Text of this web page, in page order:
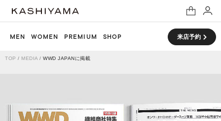
MEN WOMEN PREMIUM SHOP 来店予約
TOP / MEDIA / WWD JAPANに掲載